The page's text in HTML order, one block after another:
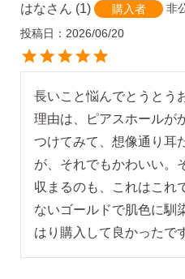
はな 1 購入者
非
投稿日
2026/06/20
長いこと悩んでとうとう
理由は、ピアスホールが
つけてみて、想像通り耳
が、それでもかわいい。
収まるのも、これはこれ
ないゴールドで肌色に馴
はり購入して良かったで